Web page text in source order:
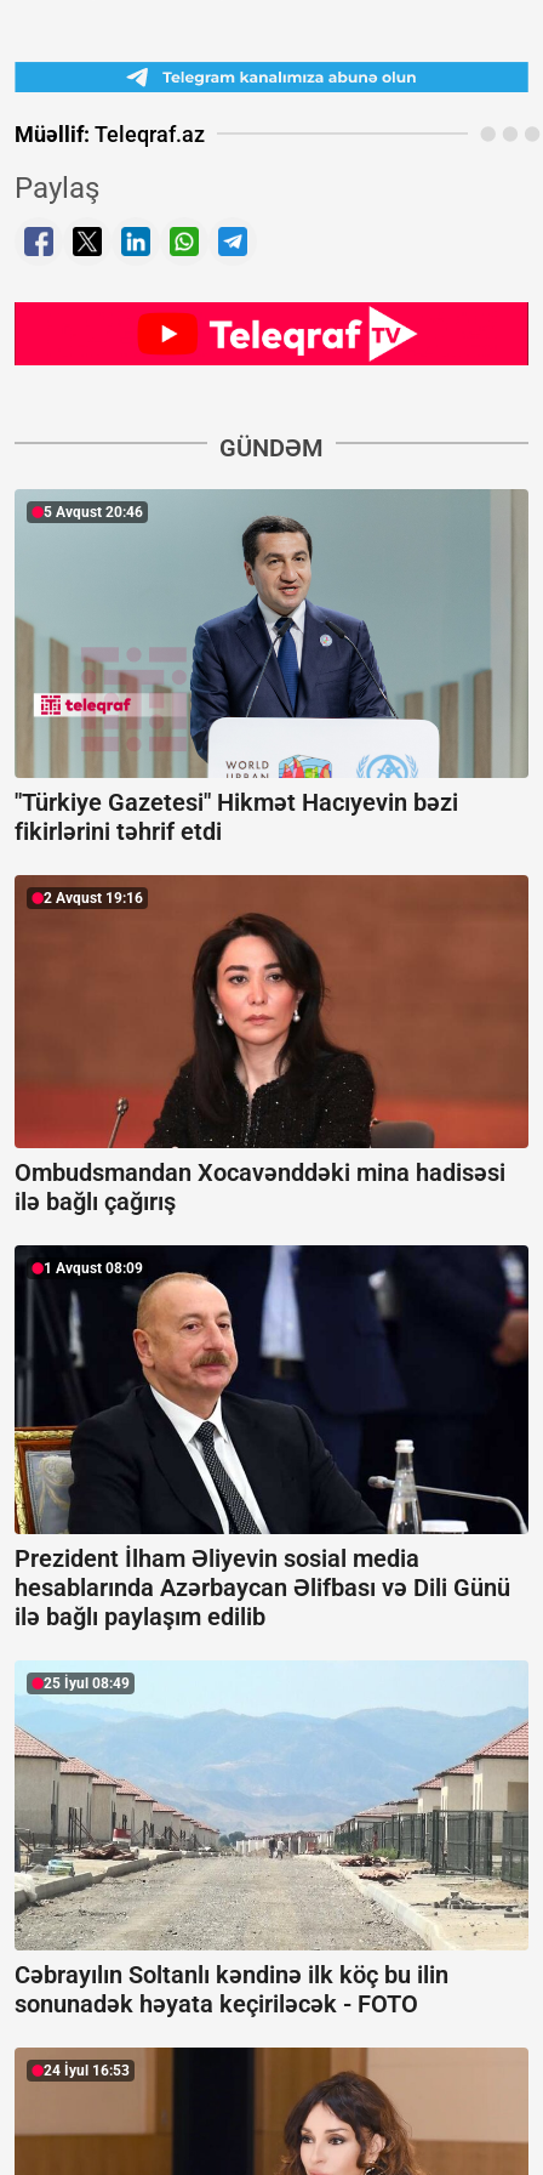
Müəllif: Teleqraf.az
Paylaş
GÜNDƏM
5 Avqust 20:46
"Türkiye Gazetesi" Hikmət Hacıyevin bəzi
fikirlərini təhrif etdi
2 Avqust 19:16
Ombudsmandan Xocavənddəki mina hadisəsi
ilə bağlı çağırış
1 Avqust 08:09
Prezident İlham Əliyevin sosial media
hesablarında Azərbaycan Əlifbası və Dili Günü
ilə bağlı paylaşım edilib
25 İyul 08:49
Cəbrayılın Soltanlı kəndinə ilk köç bu ilin
sonunadək həyata keçiriləcək - FOTO
24 İyul 16:53